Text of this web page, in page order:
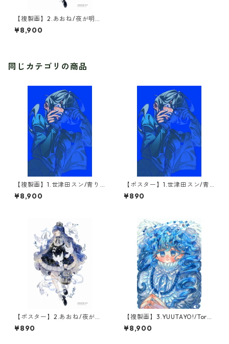
【複製画】2.あおね/夜が明け
るまで(1点限定)
¥8,900
同じカテゴリの商品
【複製画】1.世津田スン/青り(1
点限定)
¥8,900
【ポスター】1.世津田スン/青
り
¥890
【ポスター】2.あおね/夜が明
けるまで
¥890
【複製画】3.YUUTAYO!/Torn
ado Blue(1点限定)
¥8,900